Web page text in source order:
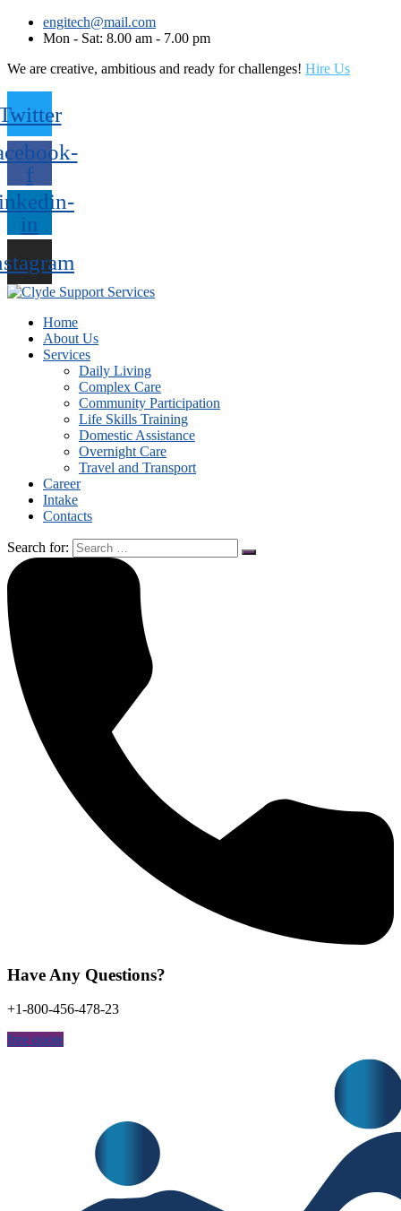
engitech@mail.com
Mon - Sat: 8.00 am - 7.00 pm
We are creative, ambitious and ready for challenges! Hire Us
f
in
Home
About Us
Services
Daily Living
Complex Care
Community Participation
Life Skills Training
Domestic Assistance
Overnight Care
Travel and Transport
Career
Intake
Contacts
Search for:
Have Any Questions?
+1-800-456-478-23
free quote